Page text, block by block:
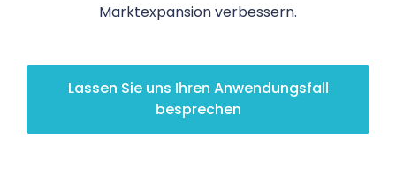
Marktexpansion verbessern.
Lassen Sie uns Ihren Anwendungsfall
besprechen